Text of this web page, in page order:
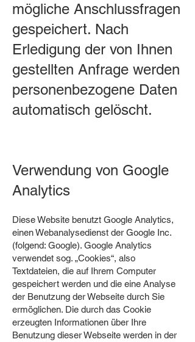
mögliche Anschlussfragen
gespeichert. Nach
Erledigung der von Ihnen
gestellten Anfrage werden
personenbezogene Daten
automatisch gelöscht.
Verwendung von Google
Analytics
Diese Website benutzt Google Analytics,
einen Webanalysedienst der Google Inc.
(folgend: Google). Google Analytics
verwendet sog. „Cookies“, also
Textdateien, die auf Ihrem Computer
gespeichert werden und die eine Analyse
der Benutzung der Webseite durch Sie
ermöglichen. Die durch das Cookie
erzeugten Informationen über Ihre
Benutzung dieser Webseite werden in der